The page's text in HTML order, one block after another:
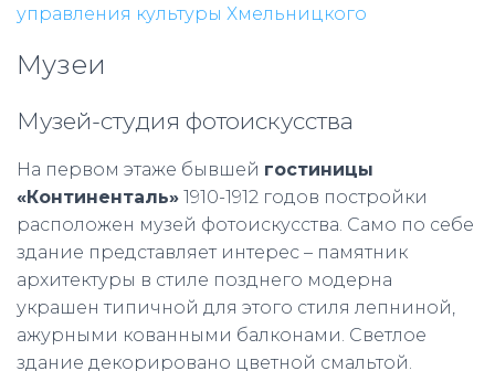
управления культуры Хмельницкого
Музеи
Музей-студия фотоискусства
На первом этаже бывшей гостиницы
«Континенталь» 1910-1912 годов постройки
расположен музей фотоискусства. Само по себе
здание представляет интерес – памятник
архитектуры в стиле позднего модерна
украшен типичной для этого стиля лепниной,
ажурными кованными балконами. Светлое
здание декорировано цветной смальтой.